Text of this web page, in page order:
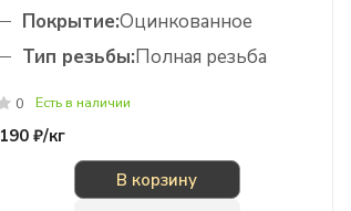
Покрытие:Оцинкованное
Тип резьбы:Полная резьба
0 Есть в наличии
190 ₽/кг
В корзину